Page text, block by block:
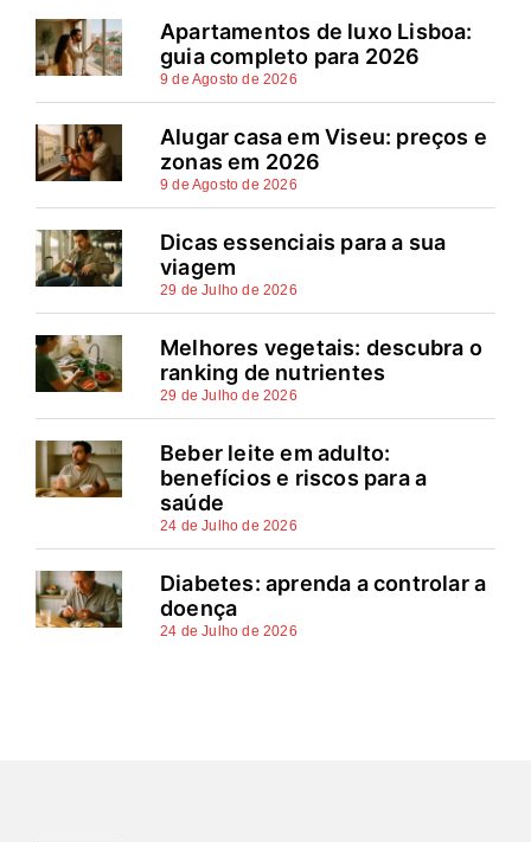
Apartamentos de luxo Lisboa:
guia completo para 2026
9 de Agosto de 2026
Alugar casa em Viseu: preços e
zonas em 2026
9 de Agosto de 2026
Dicas essenciais para a sua
viagem
29 de Julho de 2026
Melhores vegetais: descubra o
ranking de nutrientes
29 de Julho de 2026
Beber leite em adulto:
benefícios e riscos para a
saúde
24 de Julho de 2026
Diabetes: aprenda a controlar a
doença
24 de Julho de 2026